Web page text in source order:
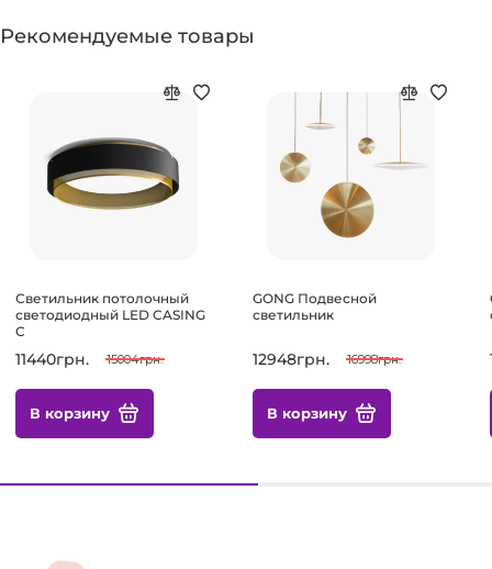
Рекомендуемые товары
Светильник потолочный
светодиодный LED CASING
C
11440грн. 15004грн.
В корзину
GONG Подвесной
светильник
12948грн. 16998грн.
В корзину